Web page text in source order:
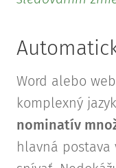
Word alebo
komplexný
nominatív
hlavná postava